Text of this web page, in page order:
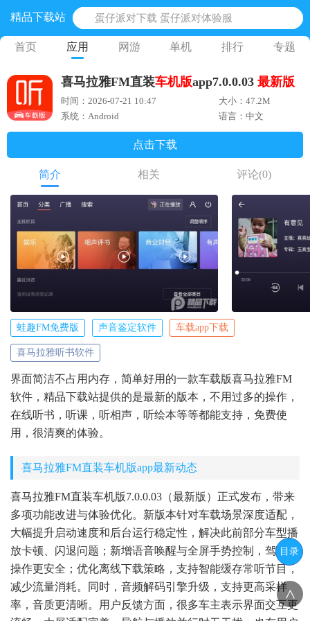
精品下载站
蛋仔派对下载 蛋仔派对体验服
奥特曼王者传奇 正版奥特曼游戏
网易光遇手游正版 点亮星空共庆周年
黎明觉醒生机腾讯正版 黎明觉醒生机国际服
首页 应用 网游 单机 排行 专题
喜马拉雅FM直装车机版app7.0.0.03 最新版
时间：2026-07-21 10:47
大小：47.2M
系统：Android
语言：中文
点击下载
简介 相关 评论(0)
蛙趣FM免费版 声音鉴定软件 车载app下载
喜马拉雅听书软件
界面简洁不占用内存，简单好用的一款车载版喜马拉雅FM
软件，精品下载站提供的是最新的版本，不用过多的操作，
在线听书，听课，听相声，听绘本等等都能支持，免费使
用，很清爽的体验。
喜马拉雅FM直装车机版app最新动态
喜马拉雅FM直装车机版7.0.0.03（最新版）正式发布，带来
多项功能改进与体验优化。新版本针对车载场景深度适配，
大幅提升启动速度和后台运行稳定性，解决此前部分车型播
放卡顿、闪退问题；新增语音唤醒与全屏手势控制，驾驶中
操作更安全；优化离线下载策略，支持智能缓存常听节目，
减少流量消耗。同时，音频解码引擎升级，支持更高采样
率，音质更清晰。用户反馈方面，很多车主表示界面交互更
目录
<